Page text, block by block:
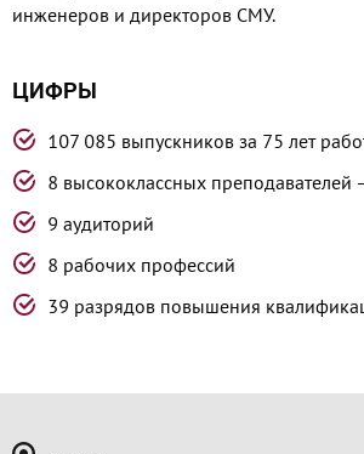
инженеров и директоров СМУ.
ЦИФРЫ
107 085 выпускников за 75 лет
8 высококлассных преподавателей
9 аудиторий
8 рабочих профессий
39 разрядов повышения